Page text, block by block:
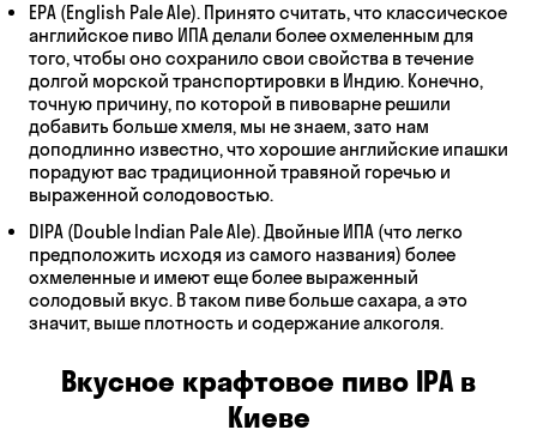
EPA (English Pale Ale). Принято считать, что классическое
английское пиво ИПА делали более охмеленным для
того, чтобы оно сохранило свои свойства в течение
долгой морской транспортировки в Индию. Конечно,
точную причину, по которой в пивоварне решили
добавить больше хмеля, мы не знаем, зато нам
доподлинно известно, что хорошие английские ипашки
порадуют вас традиционной травяной горечью и
выраженной солодовостью.
DIPA (Double Indian Pale Ale). Двойные ИПА (что легко
предположить исходя из самого названия) более
охмеленные и имеют еще более выраженный
солодовый вкус. В таком пиве больше сахара, а это
значит, выше плотность и содержание алкоголя.
Вкусное крафтовое пиво IPA в
Киеве